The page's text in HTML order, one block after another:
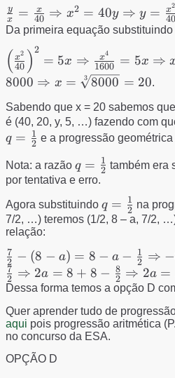
\frac{y}{x}=\frac{x}
{40}\Rightarrow
x^{2}=40y\Rightarrow
y=\frac{x^{2}}{40}
x
y = 40
x ⇒ x2 = 40y ⇒ y = 40
x2
Da primeira equação
\left ( \frac{x^{2}}{40}
\right
)^{2}=5x\Rightarrow
\frac{x^{4}}
{1600}=5x\Rightarrow
x^{3}=1600.5\Rightarrow
x^{3}=8000\Rightarrow
x=\sqrt[3]{8000}=20
( 40
x2 )2
= 5x ⇒ 1600
x4 = 5x ⇒
8000 ⇒ x = 3 8000 = 20.
Sabendo que x = 20 sabemos
é (40, 20, y, 5, …) fazendo com
q = 2
1 e a progressão
Nota: a razão q=\frac{1}
{2}
q = 2
1 também era
por tentativa e erro.
Agora substituindo q=\frac{1}
{2}
q = 2
1 na
7/2, …) teremos (1/2, 8 – a, 7/2,
relação:
\frac{7}{2}-\left (
8-a \right )=8-a-
\frac{1}
{2}\Rightarrow
-8+a=8-a-\frac{1}
{2}-\frac{7}
{2}\Rightarrow
2a=8+8-\frac{8}
2
7 − (8 − a) = 8 − a − 2
1 ⇒ −
2
7 ⇒ 2a = 8 + 8 − 2
8 ⇒ 2a =
Dessa forma temos a opção D
Quer aprender tudo de
aqui pois progressão aritmética
no concurso da ESA.
OPÇÃO D